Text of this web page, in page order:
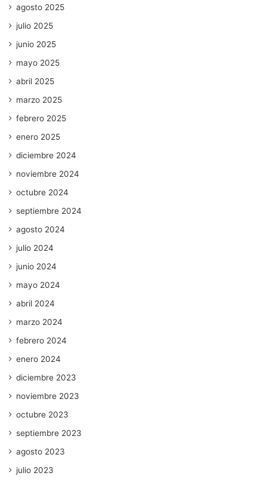
agosto 2025
julio 2025
junio 2025
mayo 2025
abril 2025
marzo 2025
febrero 2025
enero 2025
diciembre 2024
noviembre 2024
octubre 2024
septiembre 2024
agosto 2024
julio 2024
junio 2024
mayo 2024
abril 2024
marzo 2024
febrero 2024
enero 2024
diciembre 2023
noviembre 2023
octubre 2023
septiembre 2023
agosto 2023
julio 2023